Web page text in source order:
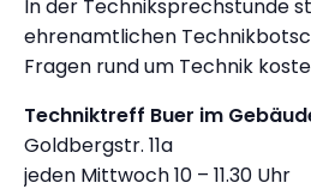
In der Techniksprechstunde
ehrenamtlichen
Fragen rund um Technik
Techniktreff Buer im
Goldbergstr. 11a
jeden Mittwoch 10 – 11.30 Uhr